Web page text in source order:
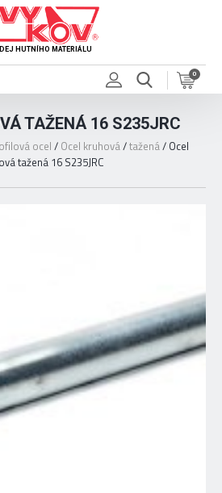
HUTNÍHO MATERIÁLU
0
TAŽENÁ 16 S235JRC
ocel / Ocel kruhová/tažená/ Ocel
tažená 16 S235JRC